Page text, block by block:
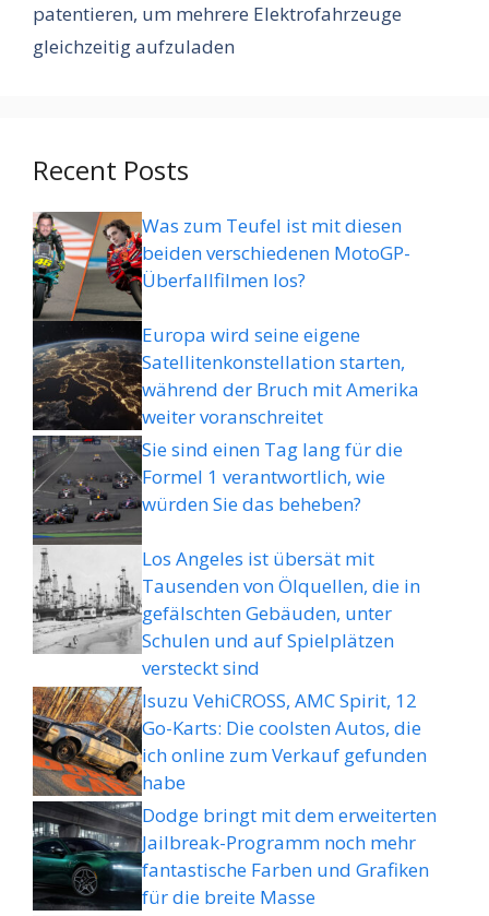
patentieren, um mehrere Elektrofahrzeuge
gleichzeitig aufzuladen
Recent Posts
Was zum Teufel ist mit diesen
beiden verschiedenen MotoGP-
Überfallfilmen los?
Europa wird seine eigene
Satellitenkonstellation starten,
während der Bruch mit Amerika
weiter voranschreitet
Sie sind einen Tag lang für die
Formel 1 verantwortlich, wie
würden Sie das beheben?
Los Angeles ist übersät mit
Tausenden von Ölquellen, die in
gefälschten Gebäuden, unter
Schulen und auf Spielplätzen
versteckt sind
Isuzu VehiCROSS, AMC Spirit, 12
Go-Karts: Die coolsten Autos, die
ich online zum Verkauf gefunden
habe
Dodge bringt mit dem erweiterten
Jailbreak-Programm noch mehr
fantastische Farben und Grafiken
für die breite Masse